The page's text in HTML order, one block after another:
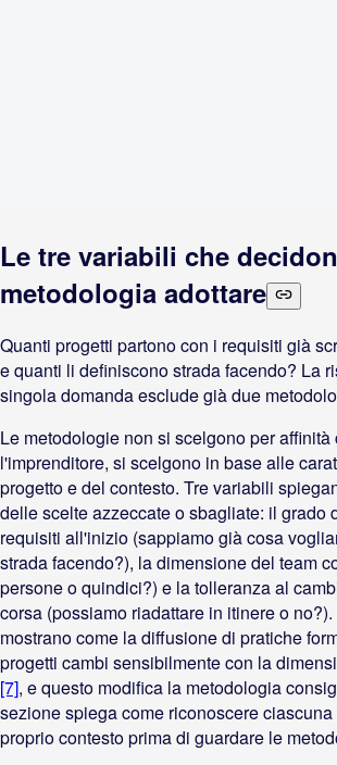
Le tre variabili che
metodologia adottare
Quanti progetti partono con i requisiti già
e quanti li definiscono strada facendo? La
singola domanda esclude già due
Le metodologie non si scelgono per affinità
l'imprenditore, si scelgono in base alle
progetto e del contesto. Tre variabili
delle scelte azzeccate o sbagliate: il grado
requisiti all'inizio (sappiamo già cosa
strada facendo?), la dimensione del team
persone o quindici?) e la tolleranza al
corsa (possiamo riadattare in itinere o
mostrano come la diffusione di pratiche
progetti cambi sensibilmente con la
[7], e questo modifica la metodologia
sezione spiega come riconoscere
proprio contesto prima di guardare le